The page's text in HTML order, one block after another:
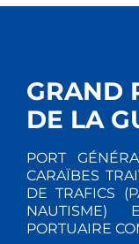
GRAND
DE LA
PORT
CARAÏBES
DE TRAFICS
NAUTISME)
PORTUAIRE